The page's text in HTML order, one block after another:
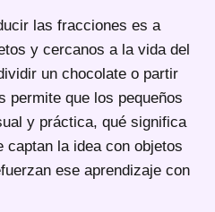
las fracciones es a
y cercanos a la vida del
un chocolate o partir
permite que los pequeños
y práctica, qué significa
captan la idea con objetos
ese aprendizaje con